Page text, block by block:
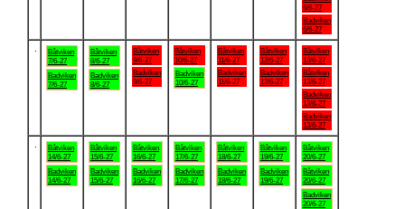
6/6-27
Badviken
6/6-27
Båtviken
7/6-27
Badviken
7/6-27
Båtviken
8/6-27
Badviken
8/6-27
Båtviken
9/6-27
Badviken
9/6-27
Båtviken
10/6-27
Badviken
10/6-27
Båtviken
11/6-27
Badviken
11/6-27
Båtviken
12/6-27
Badviken
12/6-27
Båtviken
13/6-27
Båtviken
13/6-27
Badviken
13/6-27
Badviken
13/6-27
Båtviken
14/6-27
Badviken
14/6-27
Båtviken
15/6-27
Badviken
15/6-27
Båtviken
16/6-27
Badviken
16/6-27
Båtviken
17/6-27
Badviken
17/6-27
Båtviken
18/6-27
Badviken
18/6-27
Båtviken
19/6-27
Badviken
19/6-27
Båtviken
20/6-27
Båtviken
20/6-27
Badviken
20/6-27